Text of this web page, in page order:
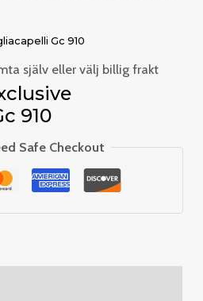
Gc 910
själv eller välj billig frakt
910
Safe Checkout